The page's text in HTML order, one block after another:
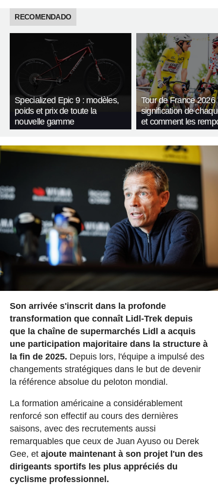
RECOMENDADO
Specialized Epic 9 : modèles,
poids et prix de toute la
nouvelle gamme
Tour de France 2026
signification de
et comment les
Son arrivée s'inscrit dans la profonde
transformation que connaît Lidl-Trek depuis
que la chaîne de supermarchés Lidl a acquis
une participation majoritaire dans la structure à
la fin de 2025. Depuis lors, l'équipe a impulsé des
changements stratégiques dans le but de devenir
la référence absolue du peloton mondial.
La formation américaine a considérablement
renforcé son effectif au cours des dernières
saisons, avec des recrutements aussi
remarquables que ceux de Juan Ayuso ou Derek
Gee, et ajoute maintenant à son projet l'un des
dirigeants sportifs les plus appréciés du
cyclisme professionnel.